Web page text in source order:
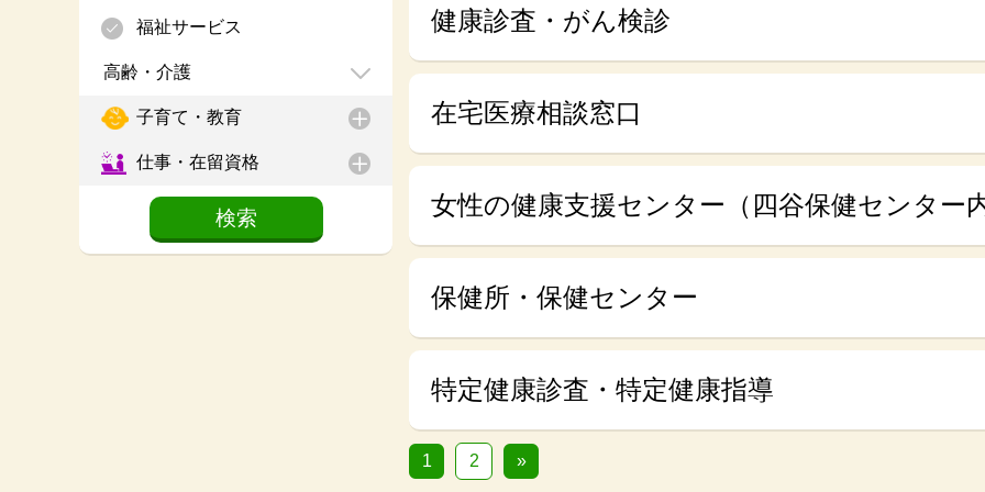
福祉サービス
高齢・介護
子育て・教育
仕事・在留資格
健康診査・がん検診
在宅医療相談窓口
女性の健康支援センター（四谷保健センター
保健所・保健センター
特定健康診査・特定健康指導
1 2 »